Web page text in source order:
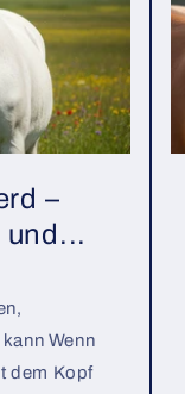
–
und...
Wenn
dem Kopf